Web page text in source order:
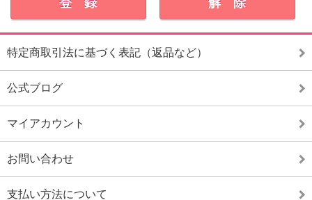
特定商取引法に基づく表記（返品など）
公式ブログ
マイアカウント
お問い合わせ
支払い方法について